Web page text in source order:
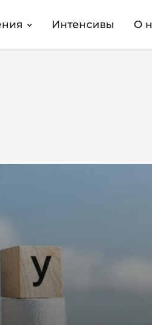
Интенсивы О